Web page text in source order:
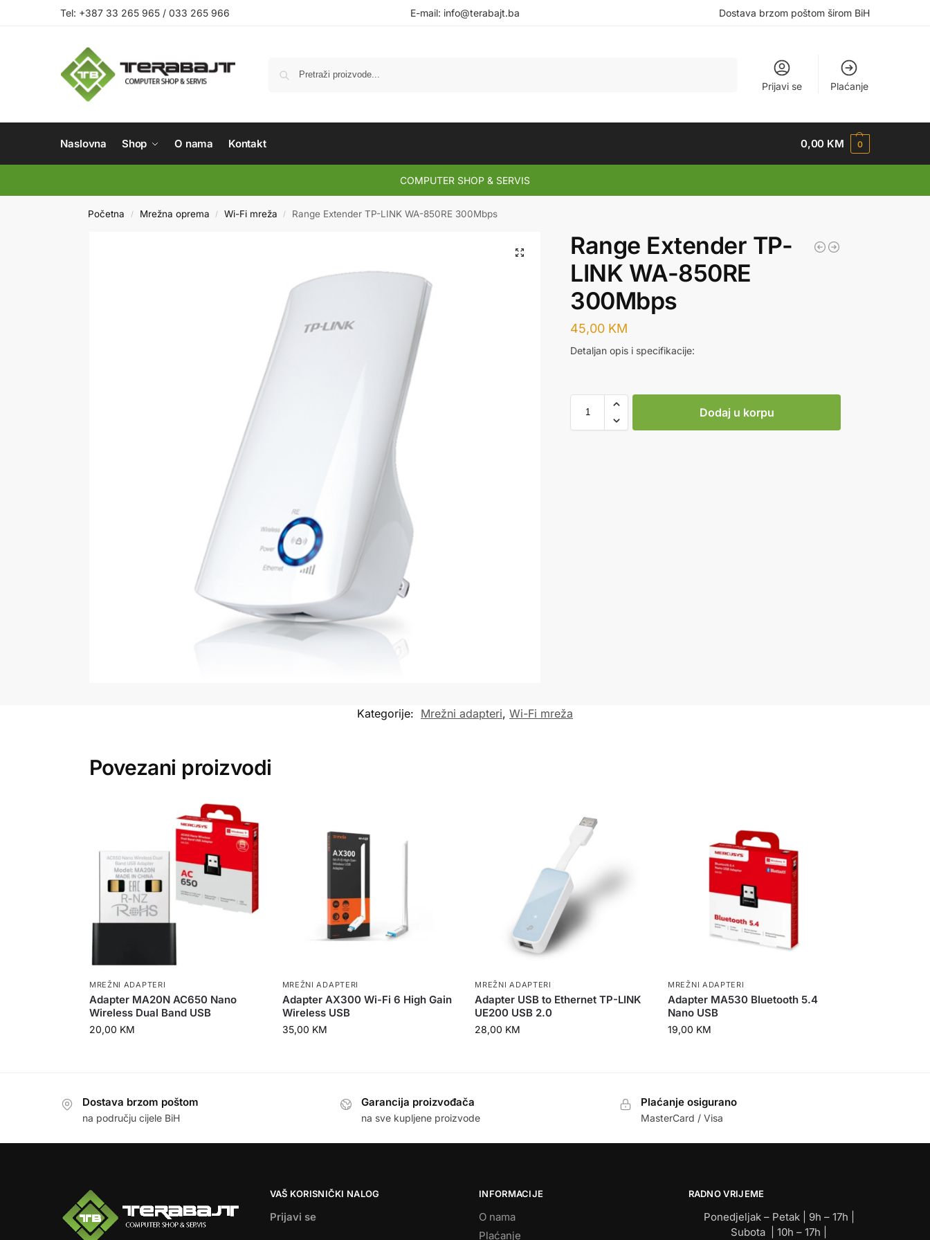
Tel: +387 33 265 965 / 033 265 966 E-mail: info@terabajt.ba Dostava brzom poštom širom BiH
Prijavi se Plaćanje
Naslovna Shop O nama Kontakt 0,00 KM 0
COMPUTER SHOP & SERVIS
Početna / Mrežna oprema / Wi-Fi mreža / Range Extender TP-LINK WA-850RE 300Mbps
Range Extender TP-
LINK WA-850RE
300Mbps
45,00 KM
Detaljan opis i specifikacije:
Dodaj u korpu
Kategorije: Mrežni adapteri, Wi-Fi mreža
Povezani proizvodi
MREŽNI ADAPTERI
Adapter MA20N AC650 Nano
Wireless Dual Band USB
20,00 KM
MREŽNI ADAPTERI
Adapter AX300 Wi-Fi 6 High Gain
Wireless USB
35,00 KM
MREŽNI ADAPTERI
Adapter USB to Ethernet TP-LINK
UE200 USB 2.0
28,00 KM
MREŽNI ADAPTERI
Adapter MA530 Bluetooth 5.4
Nano USB
19,00 KM
Dostava brzom poštom
na području cijele BiH
Garancija proizvođača
na sve kupljene proizvode
Plaćanje osigurano
MasterCard / Visa
VAŠ KORISNIČKI NALOG
Prijavi se
INFORMACIJE
O nama
Plaćanje
RADNO VRIJEME
Ponedjeljak – Petak | 9h – 17h |
Subota | 10h – 17h |